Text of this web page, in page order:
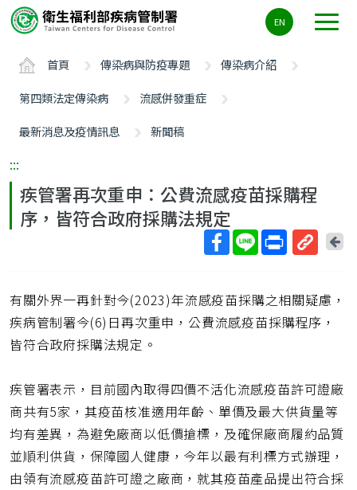
要
ALT+C
EN
首頁 傳染病與防疫專題
傳染病介紹
第四類法定傳染病
流感併發重症
最新消息及疫情訊息
新聞稿
:::
疾管署再次重申：公費流感疫苗採購程
序，皆符合政府採購法規定
短
網
回
有關外界一再針對今(2023)年流感疫苗採購之相關疑慮，
疾病管制署今(6)日再次重申，公費流感疫苗採購程序，
皆符合政府採購法規定。
疾管署表示，目前國內取得四價不活化流感疫苗許可證廠
商共有5家，其疫苗核准適用年齡、單價及最大供貨量等
均有差異，為避免廠商以低價搶標，及確保廠商履約品質
並順利供貨，保障國人健康，今年以最有利標方式辦理，
由領有流感疫苗許可證之廠商，就其疫苗產品提出符合採